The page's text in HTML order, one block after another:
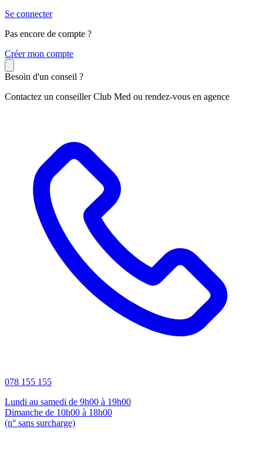
Se connecter
Pas encore de compte ?
Créer mon compte
Besoin d'un conseil ?
Contactez un conseiller Club Med ou rendez-vous en agence
078 155 155
Lundi au samedi de 9h00 à 19h00
Dimanche de 10h00 à 18h00
(n° sans surcharge)